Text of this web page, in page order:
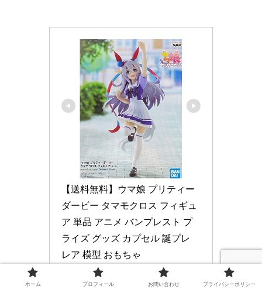
【送料無料】ウマ娘 プリティー
ダービー タマモクロス フィギュ
ア 単品 アニメ バンプレスト プ
ライズ グッズ カプセル 誕プレ
レア 模型 おもちゃ
楽天市場で見る
ホーム プロフィール お問い合わせ プライバシーポリシー